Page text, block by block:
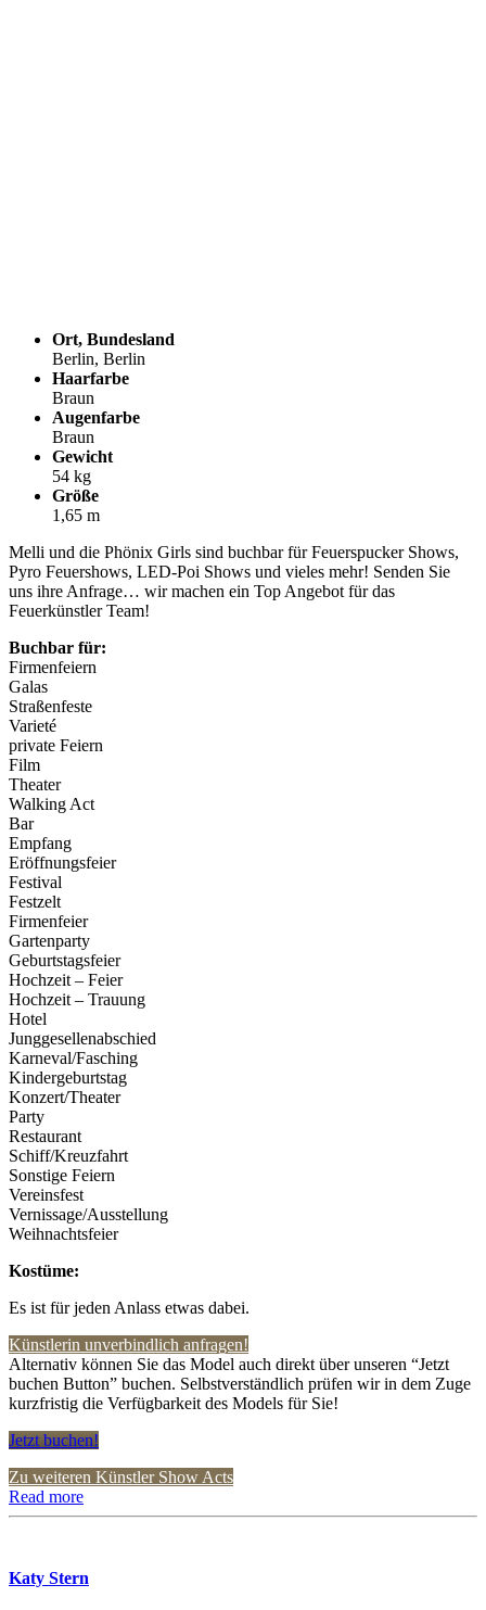
Ort, Bundesland
Berlin, Berlin
Haarfarbe
Braun
Augenfarbe
Braun
Gewicht
54 kg
Größe
1,65 m
Melli und die Phönix Girls sind buchbar für Feuerspucker Shows,
Pyro Feuershows, LED-Poi Shows und vieles mehr! Senden Sie
uns ihre Anfrage… wir machen ein Top Angebot für das
Feuerkünstler Team!
Buchbar für:
Firmenfeiern
Galas
Straßenfeste
Varieté
private Feiern
Film
Theater
Walking Act
Bar
Empfang
Eröffnungsfeier
Festival
Festzelt
Firmenfeier
Gartenparty
Geburtstagsfeier
Hochzeit – Feier
Hochzeit – Trauung
Hotel
Junggesellenabschied
Karneval/Fasching
Kindergeburtstag
Konzert/Theater
Party
Restaurant
Schiff/Kreuzfahrt
Sonstige Feiern
Vereinsfest
Vernissage/Ausstellung
Weihnachtsfeier
Kostüme:
Es ist für jeden Anlass etwas dabei.
Künstlerin unverbindlich anfragen!
Alternativ können Sie das Model auch direkt über unseren “Jetzt
buchen Button” buchen. Selbstverständlich prüfen wir in dem Zuge
kurzfristig die Verfügbarkeit des Models für Sie!
Jetzt buchen!
Zu weiteren Künstler Show Acts
Read more
Katy Stern